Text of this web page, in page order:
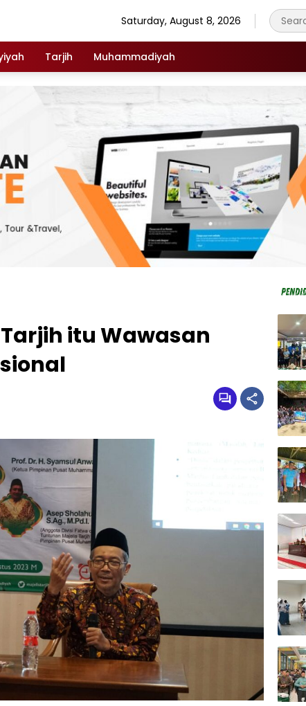
Saturday, August 8, 2026
Tarjih Muhammadiyah
itu Wawasan